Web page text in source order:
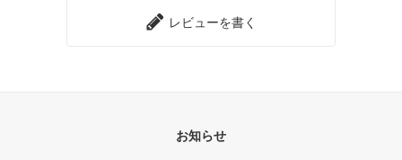
レビューを書く
お知らせ